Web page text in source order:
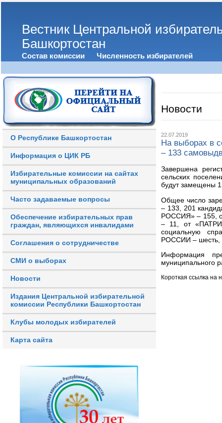
Вестник Центральной
Башкортостан
Состав комиссии Численность избирателей
О Республике Башкортостан
Информация о ЦИК РБ
Избирательные комиссии на сайтах
муниципальных образований
Часто задаваемые вопросы
Обеспечение избирательных прав
граждан, являющихся инвалидами
Соглашения о сотрудничестве
СМИ о выборах
Новости
Издания Центральной избирательной
комиссии Республики Башкортостан
Клубы молодых избирателей
Карта сайта
Новости
22.07.2019
На выборах в
– 133
Завершена
сельских
будут замещены
Общее число
– 133, 201
РОССИЯ» – 155,
– 11, от
социальную
РОССИИ – шесть,
Информация
муниципального
Короткая ссылка на